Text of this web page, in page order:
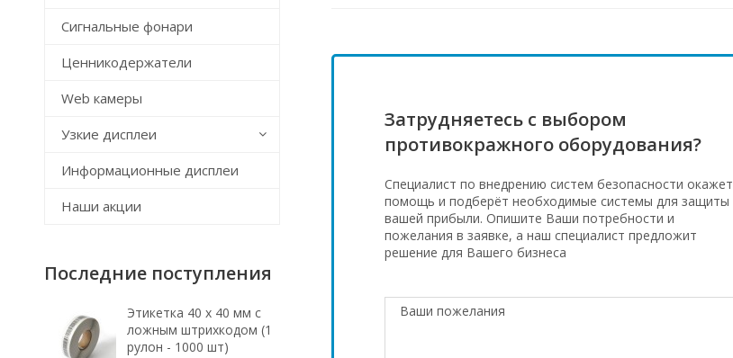
Затрудняетесь с выбором
противокражного оборудования?
Специалист по внедрению систем безопасности окажет
помощь и подберёт необходимые системы для защиты
вашей прибыли. Опишите Ваши потребности и
пожелания в заявке, а наш специалист предложит
решение для Вашего бизнеса
Сигнальные фонари
Ценникодержатели
Web камеры
Узкие дисплеи
Информационные дисплеи
Наши акции
Последние поступления
Этикетка 40 х 40 мм с
ложным штрихкодом (1
рулон - 1000 шт)